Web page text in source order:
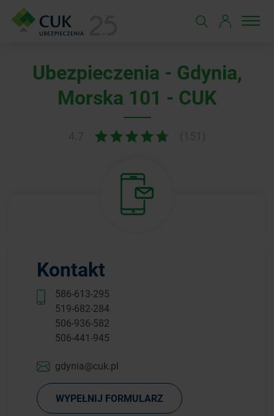
Ubezpieczenia - Gdynia,
Morska 101 - CUK
Kontakt
586-613-295
519-682-284
506-936-582
506-441-945
gdynia@cuk.pl
WYPEŁNIJ FORMULARZ